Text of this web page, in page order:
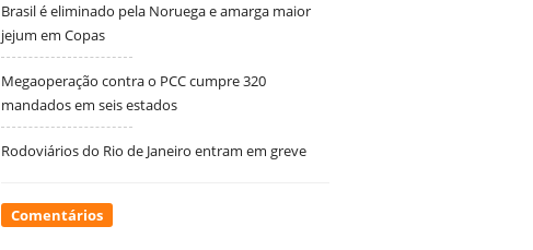
Brasil é eliminado pela Noruega e amarga maior
jejum em Copas
Megaoperação contra o PCC cumpre 320
mandados em seis estados
Rodoviários do Rio de Janeiro entram em greve
Comentários